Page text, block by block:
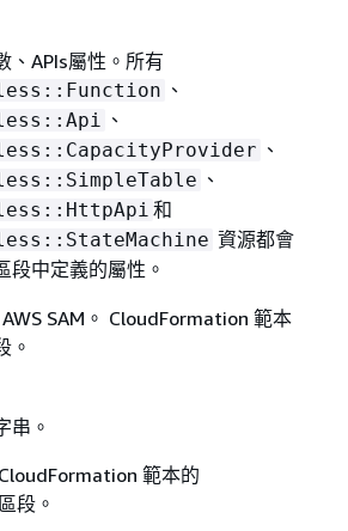
、APIs屬性。所有
、
、
、
、
和
資源都會
段中定義的屬性。
SAM。 CloudFormation 範本
。
串。
範本的
區段。